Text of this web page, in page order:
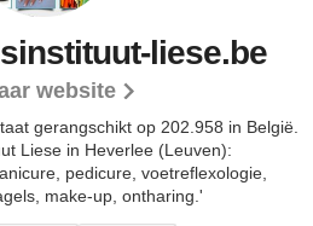
liese.be
website
gerangschikt op 202.958 in België.
Liese in Heverlee (Leuven):
pedicure, voetreflexologie,
make-up, ontharing.'